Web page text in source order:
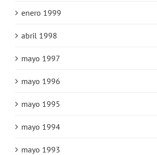
enero 1999
abril 1998
mayo 1997
mayo 1996
mayo 1995
mayo 1994
mayo 1993